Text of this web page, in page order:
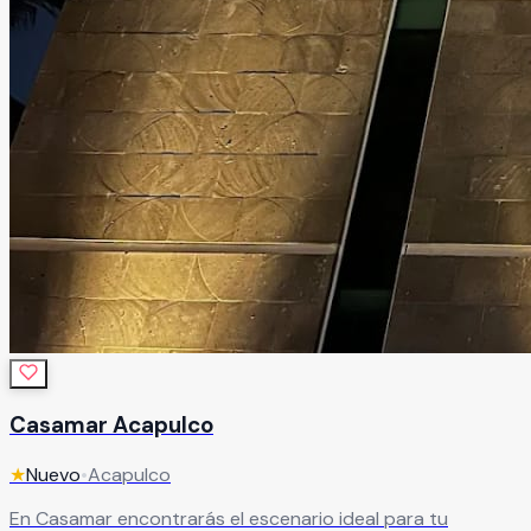
Casamar Acapulco
★Nuevo•Acapulco
En Casamar encontrarás el escenario ideal para tu